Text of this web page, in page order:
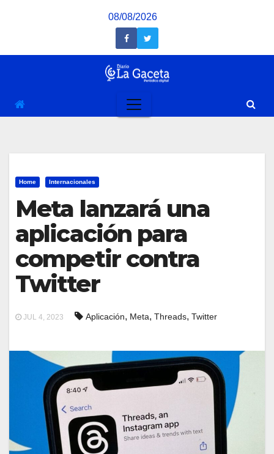
08/08/2026
Home Internacionales
Meta lanzará una
aplicación para
competir contra
Twitter
JUL 4, 2023 Aplicación, Meta, Threads, Twitter